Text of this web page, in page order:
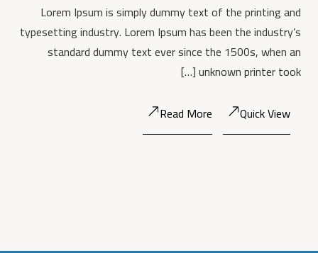
Lorem Ipsum is simply dummy text of the printing and
typesetting industry. Lorem Ipsum has been the industry’s
standard dummy text ever since the 1500s, when an
unknown printer took […]
Quick View
Read More